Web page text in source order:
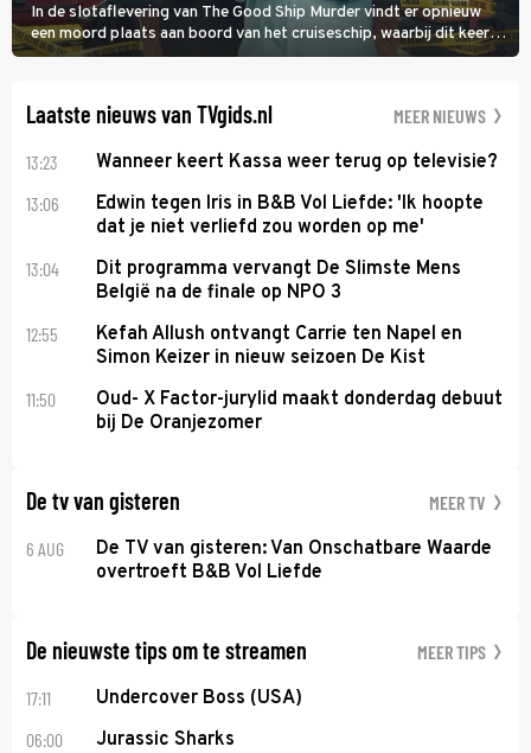
In de slotaflevering van The Good Ship Murder vindt er opnieuw
een moord plaats aan boord van het cruiseschip, waarbij dit keer
een bemanningslid het slachtoffer is en kapitein Marlowe de dader
Laatste nieuws van TVgids.nl MEER NIEUWS
13:23 Wanneer keert Kassa weer terug op televisie?
13:06
Edwin tegen Iris in B&B Vol Liefde: 'Ik hoopte
dat je niet verliefd zou worden op me'
13:04
Dit programma vervangt De Slimste Mens
België na de finale op NPO 3
12:55
Kefah Allush ontvangt Carrie ten Napel en
Simon Keizer in nieuw seizoen De Kist
11:50
Oud- X Factor-jurylid maakt donderdag debuut
bij De Oranjezomer
De tv van gisteren MEER TV
6 AUG
De TV van gisteren: Van Onschatbare Waarde
overtroeft B&B Vol Liefde
De nieuwste tips om te streamen MEER TIPS
17:11 Undercover Boss (USA)
06:00 Jurassic Sharks